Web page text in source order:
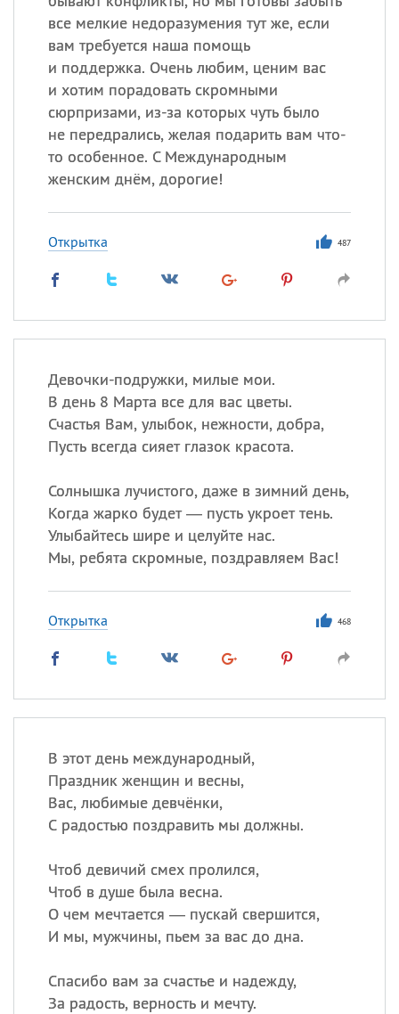
все мелкие недоразумения тут же, если
вам требуется наша помощь
и поддержка. Очень любим, ценим вас
и хотим порадовать скромными
сюрпризами, из-за которых чуть было
не передрались, желая подарить вам что-
то особенное. С Международным
женским днём, дорогие!
Открытка 487
Девочки-подружки, милые мои.
В день 8 Марта все для вас цветы.
Счастья Вам, улыбок, нежности, добра,
Пусть всегда сияет глазок красота.
Солнышка лучистого, даже в зимний день,
Когда жарко будет — пусть укроет тень.
Улыбайтесь шире и целуйте нас.
Мы, ребята скромные, поздравляем Вас!
Открытка 468
В этот день международный,
Праздник женщин и весны,
Вас, любимые девчёнки,
С радостью поздравить мы должны.
Чтоб девичий смех пролился,
Чтоб в душе была весна.
О чем мечтается — пускай свершится,
И мы, мужчины, пьем за вас до дна.
Спасибо вам за счастье и надежду,
За радость, верность и мечту.